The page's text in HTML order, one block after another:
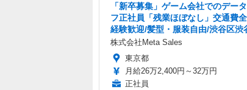
「新卒募集」ゲーム会社でのデー
フ正社員「残業ほぼなし」交通費
経験歓迎/髪型・服装自由/渋谷区渋
株式会社Meta Sales
東京都
月給26万2,400円～32万円
正社員